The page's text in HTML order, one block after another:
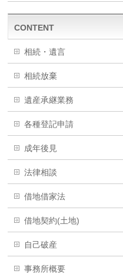
CONTENT
相続・遺言
相続放棄
遺産承継業務
各種登記申請
成年後見
法律相談
借地借家法
借地契約(土地)
自己破産
事務所概要